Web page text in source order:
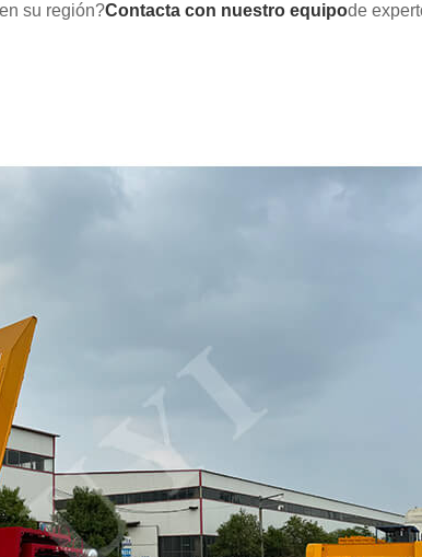
su región?Contacta con nuestro equipode